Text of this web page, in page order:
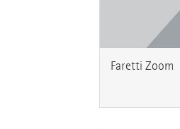
Faretti Zoom